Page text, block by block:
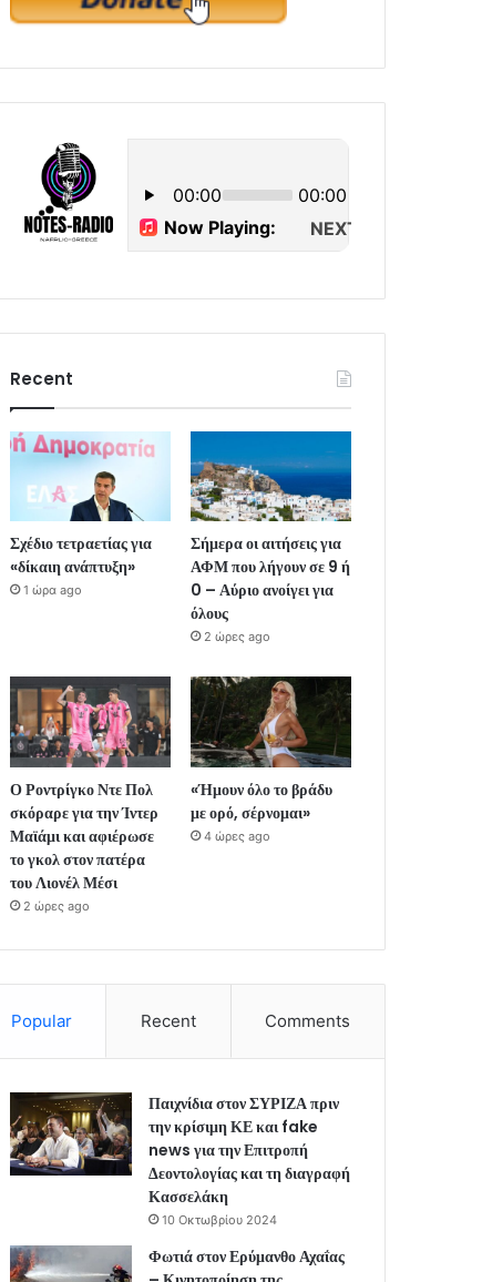
Recent
Σχέδιο τετραετίας για
«δίκαιη ανάπτυξη»
1 ώρα ago
Σήμερα οι αιτήσεις για
ΑΦΜ που λήγουν σε 9 ή
0 – Αύριο ανοίγει για
όλους
2 ώρες ago
Ο Ροντρίγκο Ντε Πολ
σκόραρε για την Ίντερ
Μαϊάμι και αφιέρωσε
το γκολ στον πατέρα
του Λιονέλ Μέσι
2 ώρες ago
«Ήμουν όλο το βράδυ
με ορό, σέρνομαι»
4 ώρες ago
Popular Recent Comments
Παιχνίδια στον ΣΥΡΙΖΑ πριν
την κρίσιμη ΚΕ και fake
news για την Επιτροπή
Δεοντολογίας και τη διαγραφή
Κασσελάκη
10 Οκτωβρίου 2024
Φωτιά στον Ερύμανθο Αχαΐας